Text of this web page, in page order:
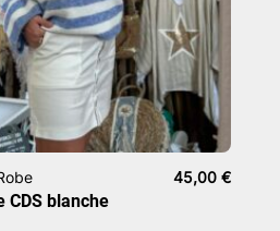
45,00 €
CDS blanche